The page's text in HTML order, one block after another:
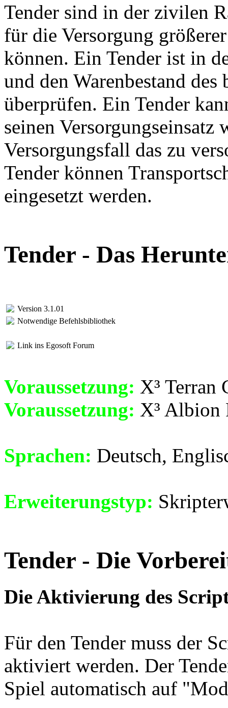
Tender sind in der zivilen
für die Versorgung
können. Ein Tender ist in
und den Warenbestand
überprüfen. Ein Tender
seinen Versorgungseinsatz
Versorgungsfall das zu
Tender können
eingesetzt werden.
Tender - Das
Version 3.1.01
Notwendige Befehlsbibliothek
Link ins Egosoft Forum
Voraussetzung: X³ Terran
Voraussetzung: X³ Albion
Sprachen: Deutsch,
Erweiterungstyp:
Tender - Die
Die Aktivierung des
Für den Tender muss der
aktiviert werden. Der
Spiel automatisch auf